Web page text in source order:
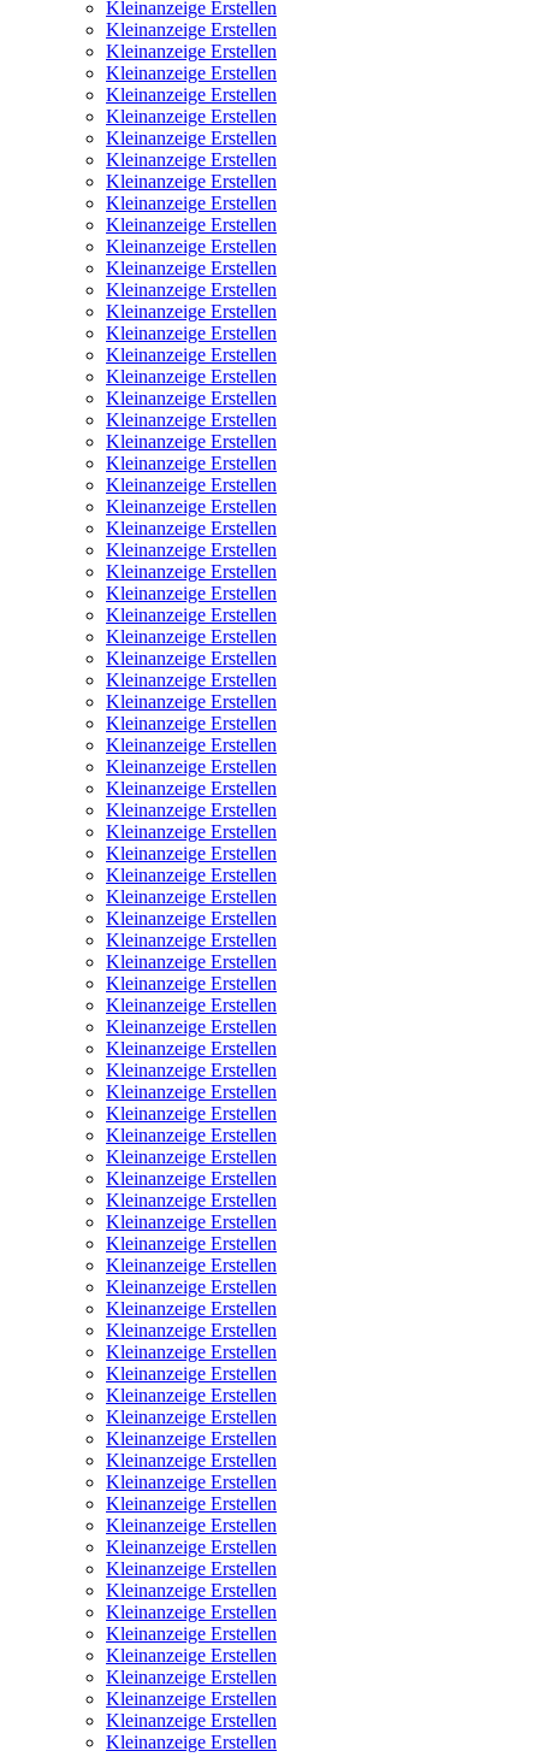
Kleinanzeige Erstellen
Kleinanzeige Erstellen
Kleinanzeige Erstellen
Kleinanzeige Erstellen
Kleinanzeige Erstellen
Kleinanzeige Erstellen
Kleinanzeige Erstellen
Kleinanzeige Erstellen
Kleinanzeige Erstellen
Kleinanzeige Erstellen
Kleinanzeige Erstellen
Kleinanzeige Erstellen
Kleinanzeige Erstellen
Kleinanzeige Erstellen
Kleinanzeige Erstellen
Kleinanzeige Erstellen
Kleinanzeige Erstellen
Kleinanzeige Erstellen
Kleinanzeige Erstellen
Kleinanzeige Erstellen
Kleinanzeige Erstellen
Kleinanzeige Erstellen
Kleinanzeige Erstellen
Kleinanzeige Erstellen
Kleinanzeige Erstellen
Kleinanzeige Erstellen
Kleinanzeige Erstellen
Kleinanzeige Erstellen
Kleinanzeige Erstellen
Kleinanzeige Erstellen
Kleinanzeige Erstellen
Kleinanzeige Erstellen
Kleinanzeige Erstellen
Kleinanzeige Erstellen
Kleinanzeige Erstellen
Kleinanzeige Erstellen
Kleinanzeige Erstellen
Kleinanzeige Erstellen
Kleinanzeige Erstellen
Kleinanzeige Erstellen
Kleinanzeige Erstellen
Kleinanzeige Erstellen
Kleinanzeige Erstellen
Kleinanzeige Erstellen
Kleinanzeige Erstellen
Kleinanzeige Erstellen
Kleinanzeige Erstellen
Kleinanzeige Erstellen
Kleinanzeige Erstellen
Kleinanzeige Erstellen
Kleinanzeige Erstellen
Kleinanzeige Erstellen
Kleinanzeige Erstellen
Kleinanzeige Erstellen
Kleinanzeige Erstellen
Kleinanzeige Erstellen
Kleinanzeige Erstellen
Kleinanzeige Erstellen
Kleinanzeige Erstellen
Kleinanzeige Erstellen
Kleinanzeige Erstellen
Kleinanzeige Erstellen
Kleinanzeige Erstellen
Kleinanzeige Erstellen
Kleinanzeige Erstellen
Kleinanzeige Erstellen
Kleinanzeige Erstellen
Kleinanzeige Erstellen
Kleinanzeige Erstellen
Kleinanzeige Erstellen
Kleinanzeige Erstellen
Kleinanzeige Erstellen
Kleinanzeige Erstellen
Kleinanzeige Erstellen
Kleinanzeige Erstellen
Kleinanzeige Erstellen
Kleinanzeige Erstellen
Kleinanzeige Erstellen
Kleinanzeige Erstellen
Kleinanzeige Erstellen
Kleinanzeige Erstellen